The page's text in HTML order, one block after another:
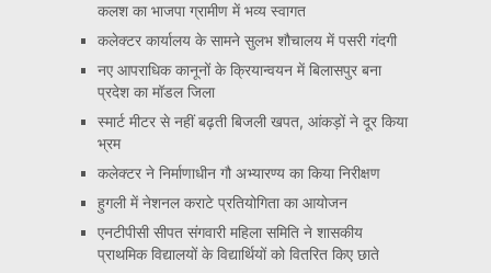
कलश का भाजपा ग्रामीण में भव्य स्वागत
कलेक्टर कार्यालय के सामने सुलभ शौचालय में पसरी गंदगी
नए आपराधिक कानूनों के क्रियान्वयन में बिलासपुर बना
प्रदेश का मॉडल जिला
स्मार्ट मीटर से नहीं बढ़ती बिजली खपत, आंकड़ों ने दूर किया
भ्रम
कलेक्टर ने निर्माणाधीन गौ अभ्यारण्य का किया निरीक्षण
हुगली में नेशनल कराटे प्रतियोगिता का आयोजन
एनटीपीसी सीपत संगवारी महिला समिति ने शासकीय
प्राथमिक विद्यालयों के विद्यार्थियों को वितरित किए छाते